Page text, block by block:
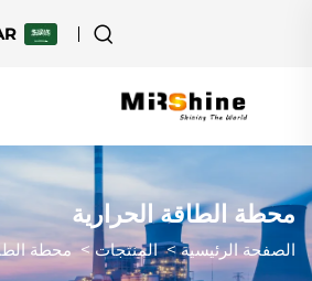
محطة الطاقة الحرارية
الصفحة الرئيسية>المنتجات>محطة